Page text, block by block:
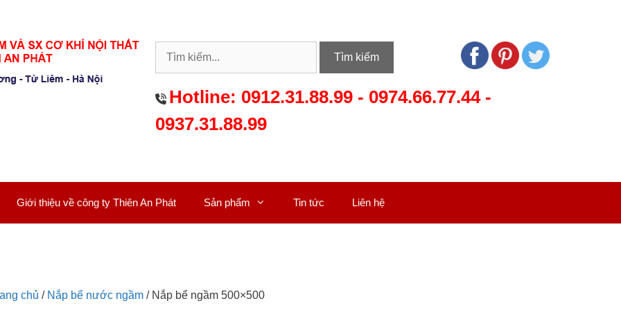
Tìm kiếm
Hotline: 0912.31.88.99 - 0974.66.77.44-
0937.31.88.99
Giới thiệu về công ty Thiên An Phát Sản phẩm Tin tức Liên hệ
chủ / Nắp bể nước ngầm / Nắp bể ngầm 500×500